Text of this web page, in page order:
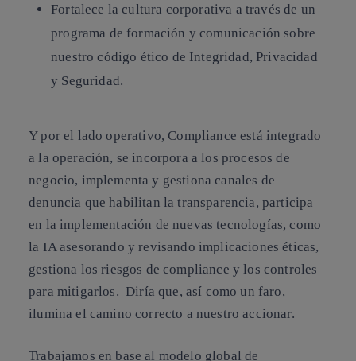
Fortalece la cultura corporativa a través de un
programa de formación y comunicación sobre
nuestro código ético de Integridad, Privacidad
y Seguridad.
Y por el lado operativo, Compliance está integrado
a la operación, se incorpora a los procesos de
negocio, implementa y gestiona canales de
denuncia que habilitan la transparencia, participa
en la implementación de nuevas tecnologías, como
la IA asesorando y revisando implicaciones éticas,
gestiona los riesgos de compliance y los controles
para mitigarlos. Diría que, así como un faro,
ilumina el camino correcto a nuestro accionar.
Trabajamos en base al modelo global de